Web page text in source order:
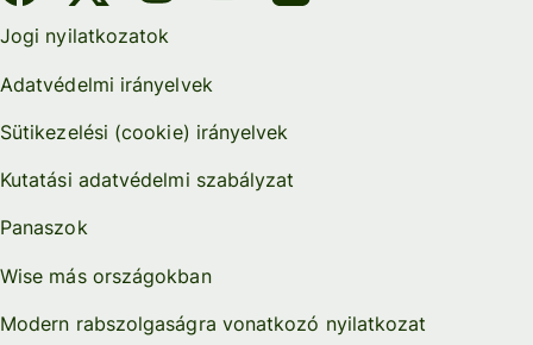
Jogi nyilatkozatok
Adatvédelmi irányelvek
Sütikezelési (cookie) irányelvek
Kutatási adatvédelmi szabályzat
Panaszok
Wise más országokban
Modern rabszolgaságra vonatkozó nyilatkozat